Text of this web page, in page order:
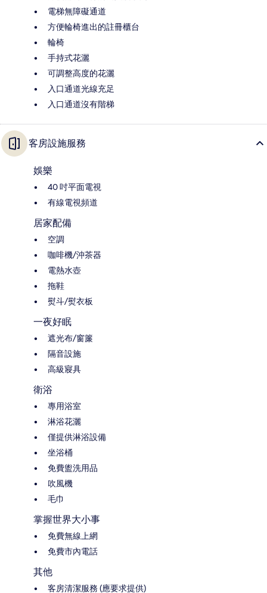
電梯無障礙通道
方便輪椅進出的註冊櫃台
輪椅
手持式花灑
可調整高度的花灑
入口通道光線充足
入口通道沒有階梯
客房設施服務
娛樂
40 吋平面電視
有線電視頻道
居家配備
空調
咖啡機/沖茶器
電熱水壺
拖鞋
熨斗/熨衣板
一夜好眠
遮光布/窗簾
隔音設施
高級寢具
衛浴
專用浴室
淋浴花灑
僅提供淋浴設備
坐浴桶
免費盥洗用品
吹風機
毛巾
掌握世界大小事
免費無線上網
免費市內電話
其他
客房清潔服務 (應要求提供)